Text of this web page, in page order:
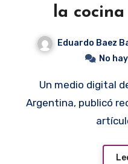
la
Eduardo Baez
No
Un medio digital de la ciudad de Rosario,
Argentina, publicó